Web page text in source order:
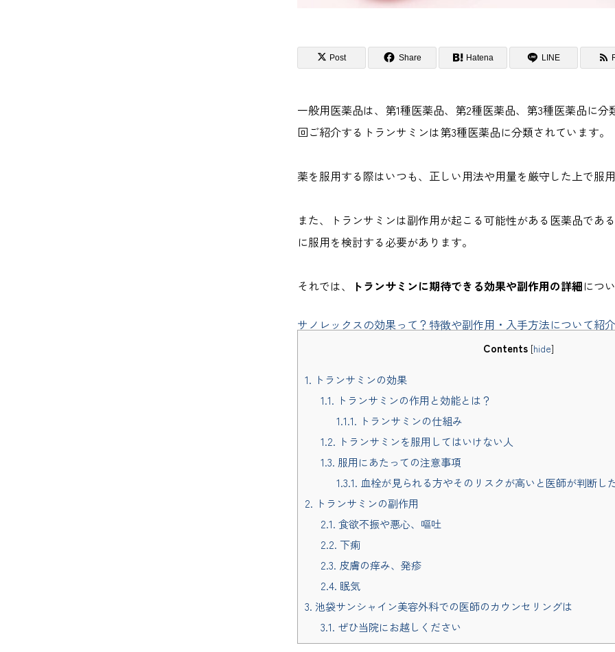
Post Share Hatena LINE
一般用医薬品は、第1種医薬品、第2種医薬品、第3種医薬品に
回ご紹介するトランサミンは第3種医薬品に分類されています。
薬を服用する際はいつも、正しい用法や用量を厳守した上で服
また、トランサミンは副作用が起こる可能性がある医薬品であ
に服用を検討する必要があります。
それでは、 トランサミンに期待できる効果や副作用の詳細につ
サノレックスの効果って？特徴や副作用・入手方法について紹介
Contents [hide]
1. トランサミンの効果
1.1. トランサミンの作用と効能とは？
1.1.1. トランサミンの仕組み
1.2. トランサミンを服用してはいけない人
1.3. 服用にあたっての注意事項
1.3.1. 血栓が見られる方やそのリスクが高いと医師が判断し
2. トランサミンの副作用
2.1. 食欲不振や悪心、嘔吐
2.2. 下痢
2.3. 皮膚の痒み、発疹
2.4. 眠気
3. 池袋サンシャイン美容外科での医師のカウンセリングは
3.1. ぜひ当院にお越しください